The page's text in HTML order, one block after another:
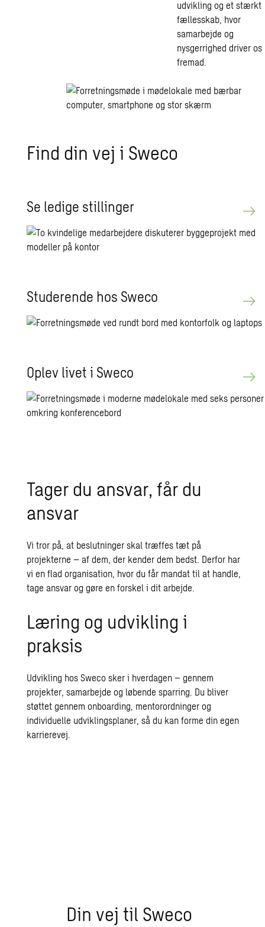
udvikling og et stærkt
fællesskab, hvor
samarbejde og
nysgerrighed driver os
fremad.
Find din vej i Sweco
Se le­di­ge stil­lin­ger
Stu­de­ren­de hos Sweco
Oplev livet i Sweco
Tager du ansvar, får du
ansvar
Vi tror på, at beslutninger skal træffes tæt på
projekterne – af dem, der kender dem bedst. Derfor har
vi en flad organisation, hvor du får mandat til at handle,
tage ansvar og gøre en forskel i dit arbejde.
Læring og udvikling i
praksis
Udvikling hos Sweco sker i hverdagen – gennem
projekter, samarbejde og løbende sparring. Du bliver
støttet gennem onboarding, mentorordninger og
individuelle udviklingsplaner, så du kan forme din egen
karrierevej.
Din vej til Sweco